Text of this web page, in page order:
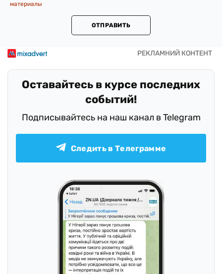
материалы
ОТПРАВИТЬ
Оставайтесь в курсе последних
событий!
Подписывайтесь на наш канал в Telegram
Следить в Телеграмме